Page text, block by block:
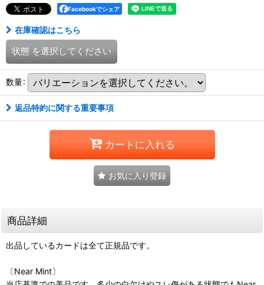
Facebookでシェア
在庫確認はこちら
状態 を選択してください
数量:
返品特約に関する重要事項
カートに入れる
お気に入り登録
商品詳細
出品しているカードは全て正規品です。
〔Near Mint〕